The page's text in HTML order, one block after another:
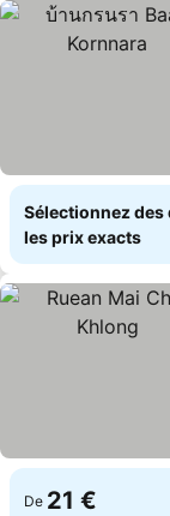
Sélectionnez
les prix exacts
De 21 €